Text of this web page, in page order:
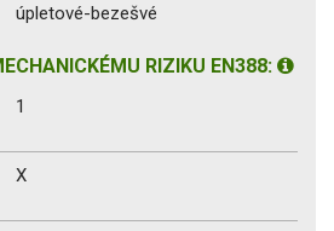
úpletové-bezešvé
RIZIKU EN388:
1
X